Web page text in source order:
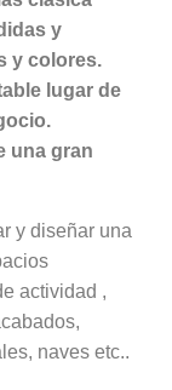
y
y colores.
lugar de
una gran
y diseñar una
actividad ,
naves etc..